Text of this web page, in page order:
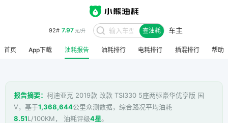
92# 7.97元/升 查油耗 车主
首页 App下载 油耗报告 油耗排行 电耗排行 插混排行 帮助
报告摘要： 柯迪亚克 2019款 改款 TSI330 5座两驱豪华优享版 国
V，基于1,368,644公里众测数据，综合路况平均油耗
8.51L/100KM， 油耗评级4星。